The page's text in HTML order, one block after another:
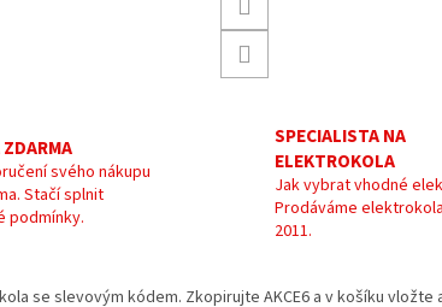
svého nákupu
Stačí splnit
podmínky.
SPECIALISTA NA
ELEKTROKOLA
Jak vybrat vhodné
Prodáváme
2011.
se slevovým kódem. Zkopirujte AKCE6 a v košíku